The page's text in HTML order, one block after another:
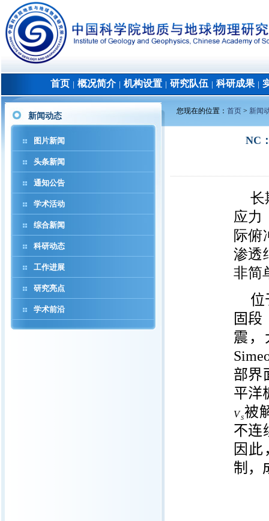
首页 概况简介│ 机构设置 研究队伍 科研成果│
新闻动态
图片新闻
头条新闻
通知公告
学术活动
综合新闻
科研动态
工作进展
研究亮点
学术前沿
您现在的位置： 首页 > 新闻
NC
长
应力
际俯
渗透
非简
位
固段
震
部界
平洋
被
不连
因此
制，